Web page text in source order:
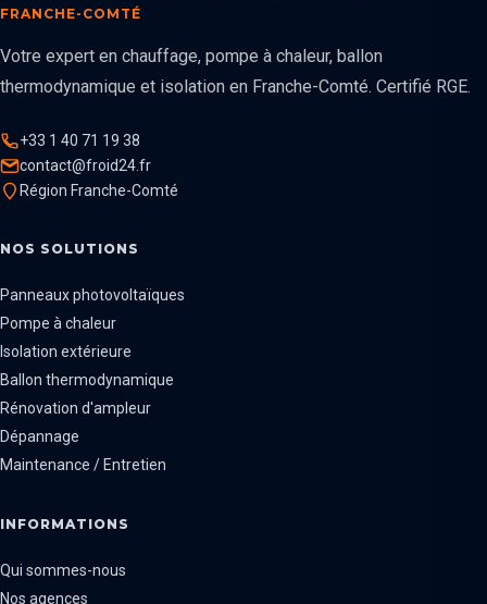
FRANCHE-COMTÉ
Votre expert en chauffage, pompe à chaleur, ballon
thermodynamique et isolation en Franche-Comté. Certifié RGE.
+33 1 40 71 19 38
contact@froid24.fr
Région Franche-Comté
NOS SOLUTIONS
Panneaux photovoltaïques
Pompe à chaleur
Isolation extérieure
Ballon thermodynamique
Rénovation d'ampleur
Dépannage
Maintenance / Entretien
INFORMATIONS
Qui sommes-nous
Nos agences